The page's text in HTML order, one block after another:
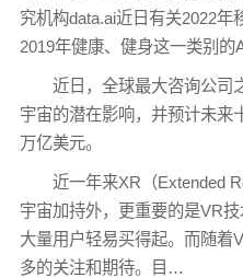
究机构data.ai近日有关2022年
2019年健康、健身这一类别
近日，全球最大咨询公司
宇宙的潜在影响，并预计未来
万亿美元。
近一年来XR（Extended
宇宙加持外，更重要的是VR
大量用户轻易买得起。而随着
多的关注和期待。目…